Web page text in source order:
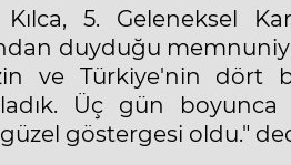
5. Geleneksel
duyduğu
ve Türkiye'nin dört
Üç gün
güzel göstergesi oldu."